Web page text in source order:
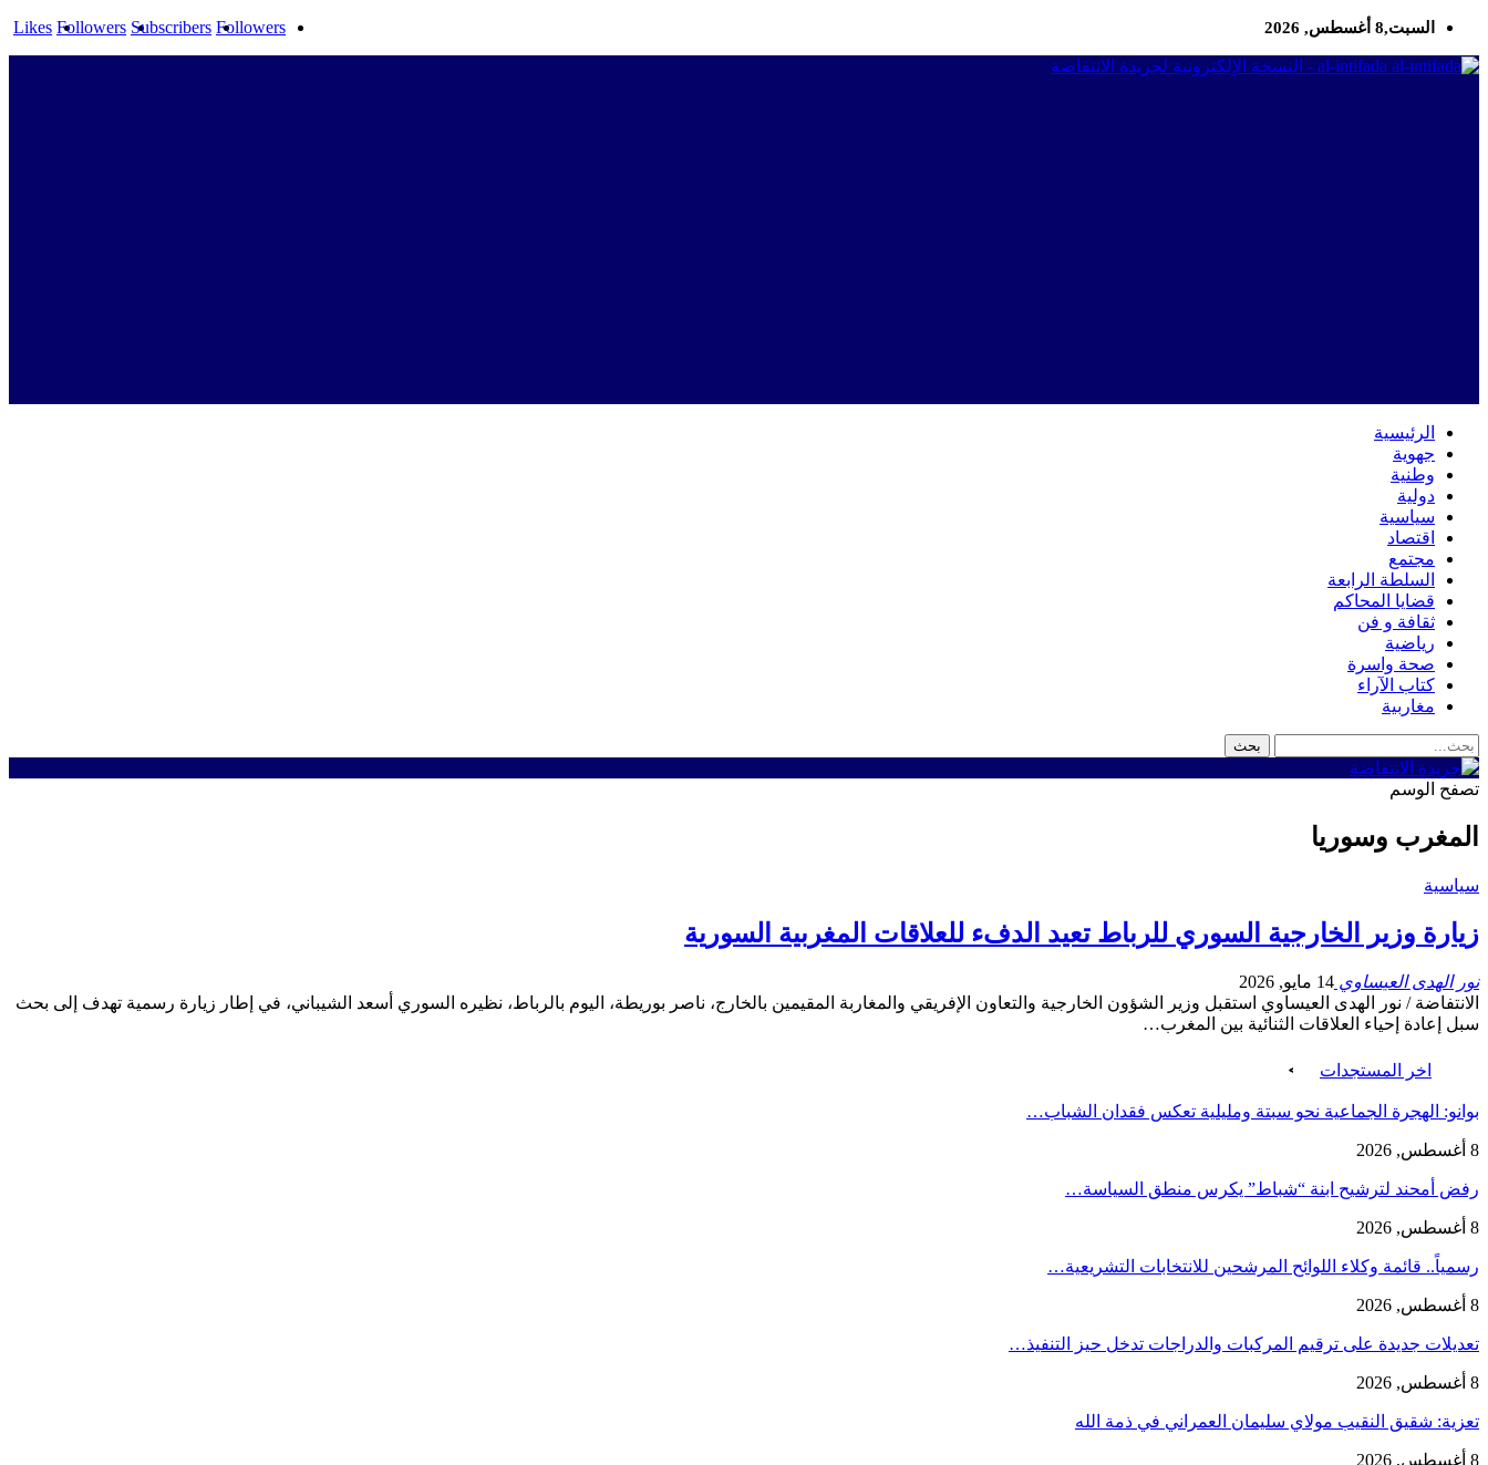
Likes Followers Subscribers Followers السبت,8 أغسطس, 2026
al-intifada - النسخة الإلكترونية لجريدة الانتفاضة
الرئيسية
جهوية
وطنية
دولية
سياسية
اقتصاد
مجتمع
السلطة الرابعة
قضايا المحاكم
ثقافة و فن
رياضية
صحة واسرة
كتاب الآراء
مغاربية
تصفح الوسم
المغرب وسوريا
سياسية
زيارة وزير الخارجية السوري للرباط تعيد الدفء للعلاقات المغربية السورية
نور الهدى العيساوي 14 مايو, 2026
الانتفاضة / نور الهدى العيساوي استقبل وزير الشؤون الخارجية والتعاون الإفريقي والمغاربة المقيمين بالخارج، ناصر بوريطة، اليوم بالرباط، نظيره السوري أسعد الشيباني، في إطار زيارة رسمية تهدف إلى بحث
سبل إعادة إحياء العلاقات الثنائية بين المغرب…
اخر المستجدات
بوانو: الهجرة الجماعية نحو سبتة ومليلية تعكس فقدان الشباب…
8 أغسطس, 2026
رفض أمحند لترشيح ابنة “شباط” يكرس منطق السياسة…
8 أغسطس, 2026
رسمياً.. قائمة وكلاء اللوائح المرشحين للانتخابات التشريعية…
8 أغسطس, 2026
تعديلات جديدة على ترقيم المركبات والدراجات تدخل حيز التنفيذ…
8 أغسطس, 2026
تعزية: شقيق النقيب مولاي سليمان العمراني في ذمة الله
8 أغسطس, 2026